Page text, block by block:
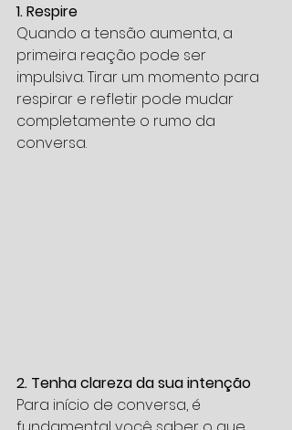
1. Respire
Quando a tensão aumenta, a
primeira reação pode ser
impulsiva. Tirar um momento para
respirar e refletir pode mudar
completamente o rumo da
conversa.
2. Tenha clareza da sua intenção
Para início de conversa, é